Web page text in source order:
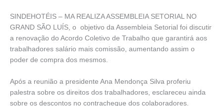
SINDEHOTÉIS – MA REALIZA ASSEMBLEIA SETORIAL NO
GRAND SÃO LUÍS, o objetivo da Assembleia Setorial foi discutir
a renovação do Acordo Coletivo de Trabalho que garantirá aos
trabalhadores salário mais comissão, aumentando assim o
poder de compra dos mesmos.
Após a reunião a presidente Ana Mendonça Silva proferiu
palestra sobre os direitos dos trabalhadores, esclareceu ainda
sobre os descontos no contracheque dos colaboradores.